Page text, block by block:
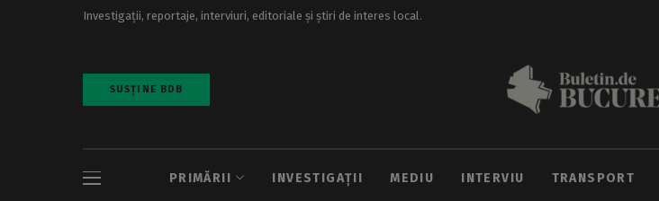
Investigații, reportaje, interviuri, editoriale și știri de interes local.
SUSȚINE BDB
PRIMĂRII INVESTIGAȚII MEDIU INTERVIU TRANSPORT